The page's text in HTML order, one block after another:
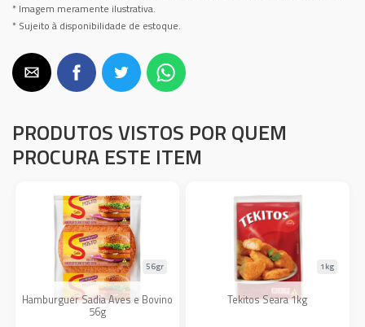
* Imagem meramente ilustrativa.
* Sujeito à disponibilidade de estoque.
PRODUTOS VISTOS POR QUEM
PROCURA ESTE ITEM
Hamburguer Sadia Aves e Bovino
56g
56gr
Tekitos Seara 1kg
1kg